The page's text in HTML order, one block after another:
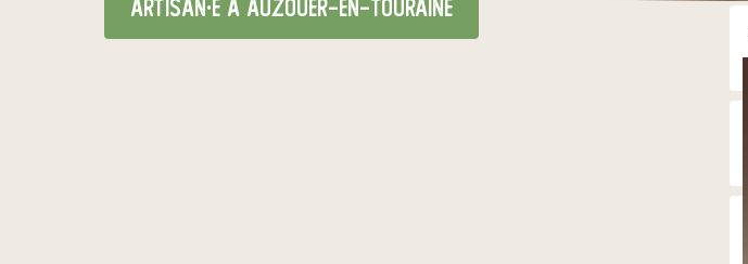
artisan·e à Auzouer-en-Touraine